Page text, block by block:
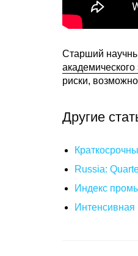
Старший
риски,
Другие
Russia:
Индекс
Интенсивная